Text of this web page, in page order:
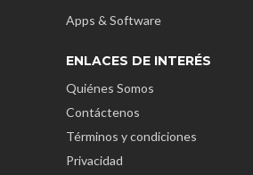
Apps & Software
ENLACES DE INTERÉS
Quiénes Somos
Contáctenos
Términos y condiciones
Privacidad